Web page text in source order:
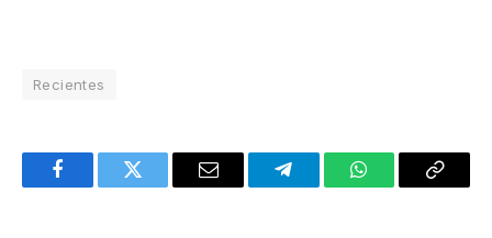
Recientes
FacebookTwitter Email TelegramWhatsAppCopy